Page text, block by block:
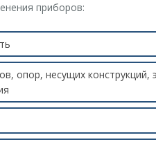
приборов:
опор, несущих конструкций,